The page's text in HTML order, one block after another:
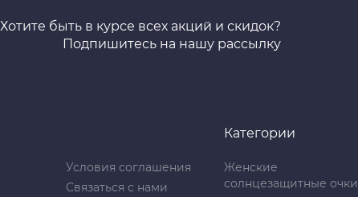
Хотите быть в курсе всех акций и скидок?
Подпишитесь на нашу рассылку
Условия соглашения
Связаться с нами
Категории
Женские
солнцезащитные очки